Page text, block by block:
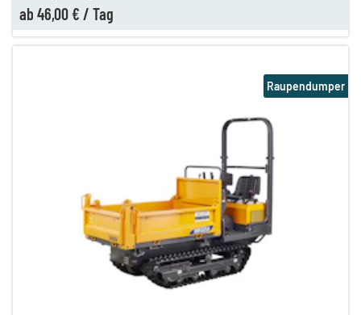
ab 46,00 € / Tag
Raupendumper